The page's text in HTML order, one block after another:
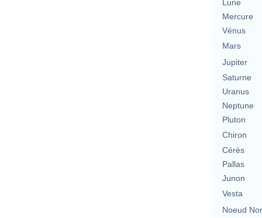
Lune
Mercure
Vénus
Mars
Jupiter
Saturne
Uranus
Neptune
Pluton
Chiron
Cérès
Pallas
Junon
Vesta
Noeud